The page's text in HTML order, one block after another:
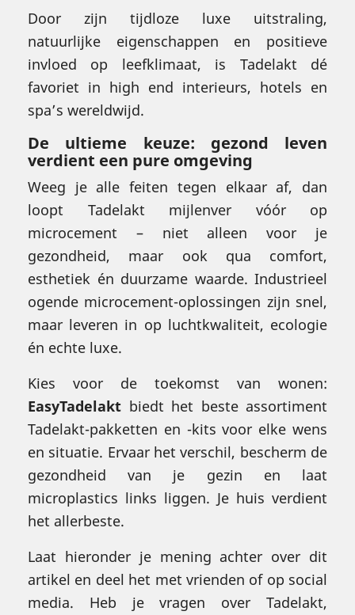
Door zijn tijdloze luxe uitstraling,
natuurlijke eigenschappen en positieve
invloed op leefklimaat, is Tadelakt dé
favoriet in high end interieurs, hotels en
spa’s wereldwijd.
De ultieme keuze: gezond leven
verdient een pure omgeving
Weeg je alle feiten tegen elkaar af, dan
loopt Tadelakt mijlenver vóór op
microcement – niet alleen voor je
gezondheid, maar ook qua comfort,
esthetiek én duurzame waarde. Industrieel
ogende microcement-oplossingen zijn snel,
maar leveren in op luchtkwaliteit, ecologie
én echte luxe.
Kies voor de toekomst van wonen:
EasyTadelakt biedt het beste assortiment
Tadelakt-pakketten en -kits voor elke wens
en situatie. Ervaar het verschil, bescherm de
gezondheid van je gezin en laat
microplastics links liggen. Je huis verdient
het allerbeste.
Laat hieronder je mening achter over dit
artikel en deel het met vrienden of op social
media. Heb je vragen over Tadelakt,